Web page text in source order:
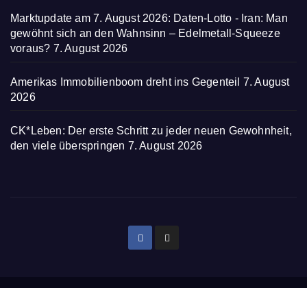
Marktupdate am 7. August 2026: Daten-Lotto - Iran: Man
gewöhnt sich an den Wahnsinn – Edelmetall-Squeeze
voraus? 7. August 2026
Amerikas Immobilienboom dreht ins Gegenteil 7. August
2026
CK*Leben: Der erste Schritt zu jeder neuen Gewohnheit,
den viele überspringen 7. August 2026